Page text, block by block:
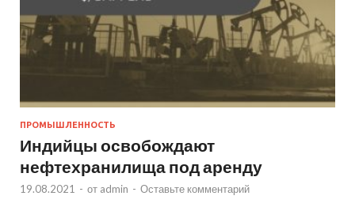
ПРОМЫШЛЕННОСТЬ
Индийцы освобождают
нефтехранилища под аренду
19.08.2021 - от admin - Оставьте комментарий